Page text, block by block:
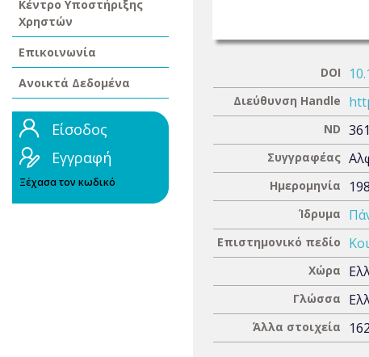
Κέντρο Υποστήριξης
Χρηστών
Επικοινωνία
Ανοικτά Δεδομένα
Είσοδος
Εγγραφή
Ξέχασα τον κωδικό
DOI
Διεύθυνση Handle
ND
Συγγραφέας
Ημερομηνία
Ίδρυμα
Επιστημονικό πεδίο
Χώρα
Γλώσσα
Άλλα στοιχεία